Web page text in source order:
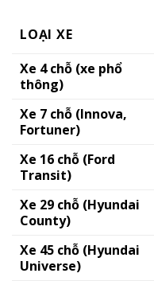
LOẠI XE
Xe 4 chỗ (xe phổ
thông)
Xe 7 chỗ (Innova,
Fortuner)
Xe 16 chỗ (Ford
Transit)
Xe 29 chỗ (Hyundai
County)
Xe 45 chỗ (Hyundai
Universe)